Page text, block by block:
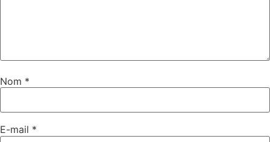
Nom *
E-mail *